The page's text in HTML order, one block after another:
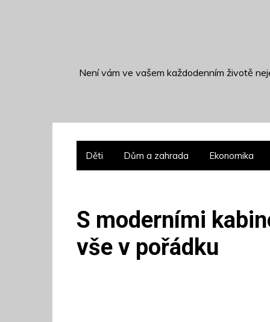
Není vám ve vašem každodenním životě
Děti Dům a zahrada Ekonomika
S moderními
vše v pořádku